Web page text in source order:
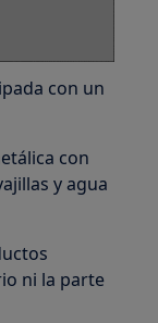
con un
con
y agua
ni la parte